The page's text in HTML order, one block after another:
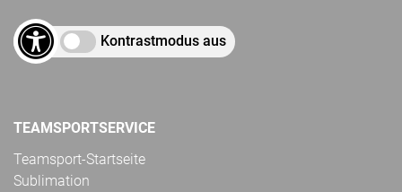
Kontrastmodus aus
TEAMSPORTSERVICE
Teamsport-Startseite
Sublimation